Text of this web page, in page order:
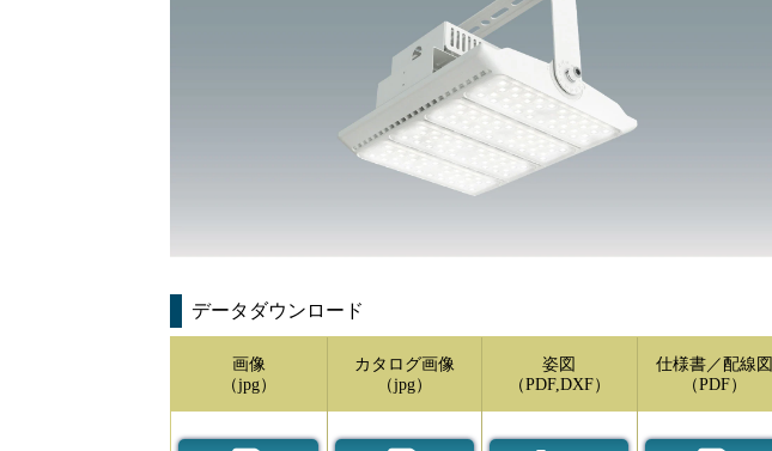
データダウンロード
画像
（jpg）
カタログ画像
（jpg）
姿図
（PDF,DXF）
仕様書／配線図
（PDF）